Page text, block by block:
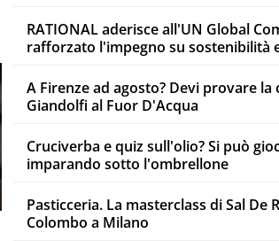
RATIONAL aderisce all'UN Global
rafforzato l'impegno su sostenibilità
A Firenze ad agosto? Devi provare la
Giandolfi al Fuor D'Acqua
Cruciverba e quiz sull'olio? Si può
imparando sotto l'ombrellone
Pasticceria. La masterclass di Sal De
Colombo a Milano